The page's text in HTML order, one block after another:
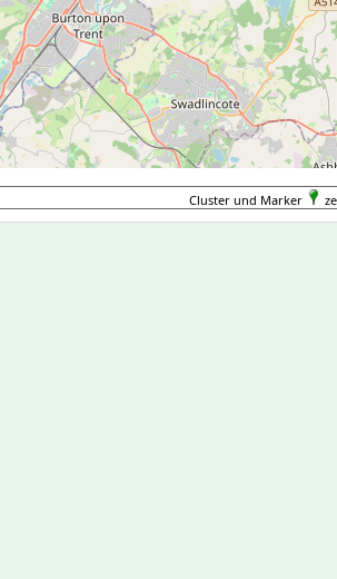
Cluster und Marker